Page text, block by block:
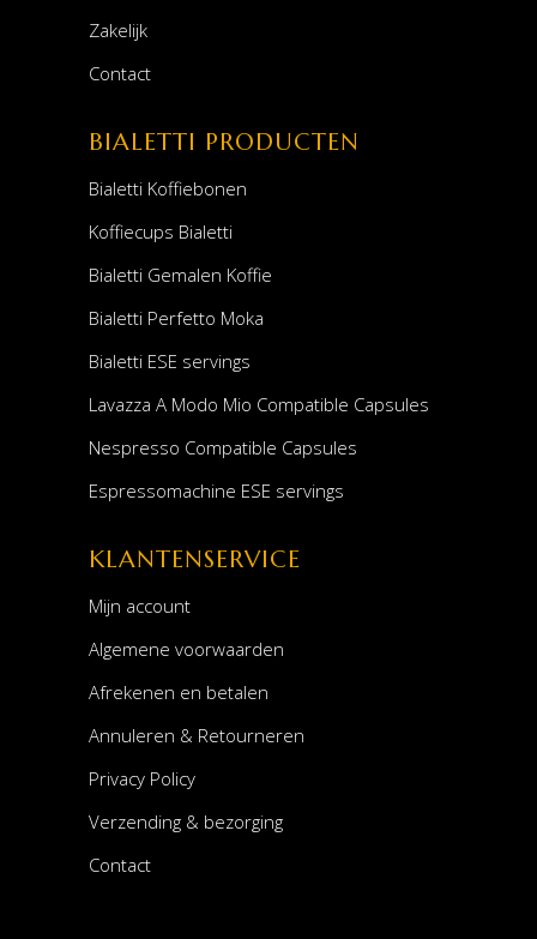
Zakelijk
Contact
BIALETTI PRODUCTEN
Bialetti Koffiebonen
Koffiecups Bialetti
Bialetti Gemalen Koffie
Bialetti Perfetto Moka
Bialetti ESE servings
Lavazza A Modo Mio Compatible Capsules
Nespresso Compatible Capsules
Espressomachine ESE servings
KLANTENSERVICE
Mijn account
Algemene voorwaarden
Afrekenen en betalen
Annuleren & Retourneren
Privacy Policy
Verzending & bezorging
Contact